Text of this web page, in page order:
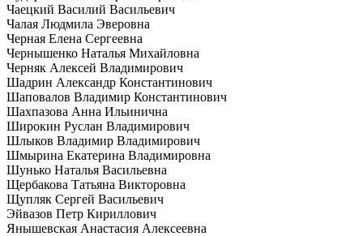
Чаецкий Василий Васильевич
Чалая Людмила Эверовна
Черная Елена Сергеевна
Чернышенко Наталья Михайловна
Черняк Алексей Владимирович
Шадрин Александр Константинович
Шаповалов Владимир Константинович
Шахпазова Анна Ильинична
Широкин Руслан Владимирович
Шлыков Владимир Владимирович
Шмырина Екатерина Владимировна
Шунько Наталья Васильевна
Щербакова Татьяна Викторовна
Щупляк Сергей Васильевич
Эйвазов Петр Кириллович
Янышевская Анастасия Алексеевна